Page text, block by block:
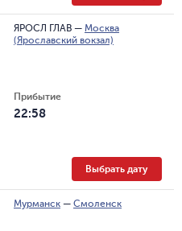
ЯРОСЛ ГЛАВ — Москва
(Ярославский вокзал)
Прибытие
22:58
Выбрать дату
Мурманск — Смоленск